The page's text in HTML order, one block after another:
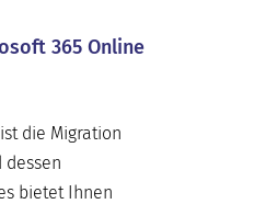
365 Online
die Migration
dessen
bietet Ihnen